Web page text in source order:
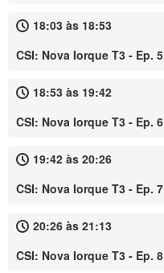
18:03 às 18:53
CSI: Nova Iorque T3 - Ep. 5
18:53 às 19:42
CSI: Nova Iorque T3 - Ep. 6
19:42 às 20:26
CSI: Nova Iorque T3 - Ep. 7
20:26 às 21:13
CSI: Nova Iorque T3 - Ep. 8